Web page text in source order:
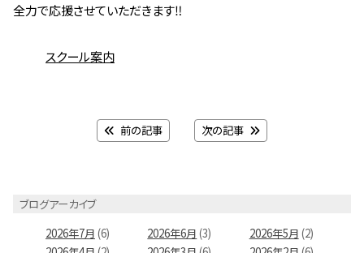
全力で応援させていただきます‼︎
スクール案内
前の記事 次の記事
ブログアーカイブ
2026年7月 (6) 2026年6月 (3) 2026年5月 (2)